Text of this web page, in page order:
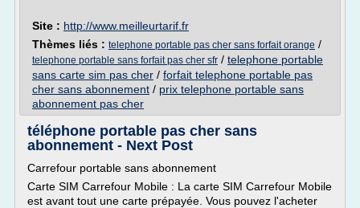
Site : http://www.meilleurtarif.fr
Thèmes liés : telephone portable pas cher sans forfait orange /
telephone portable sans forfait pas cher sfr / telephone portable
sans carte sim pas cher / forfait telephone portable pas
cher sans abonnement / prix telephone portable sans
abonnement pas cher
téléphone portable pas cher sans
abonnement - Next Post
Carrefour portable sans abonnement
Carte SIM Carrefour Mobile : La carte SIM Carrefour Mobile
est avant tout une carte prépayée. Vous pouvez l'acheter